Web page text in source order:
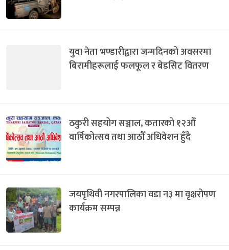
युवा नेता भण्डारीद्वारा जन्मदिनको अवसरमा
बिरामीहरूलाई फलफूल र बेडसिट वितरण
ठकुरी सहयोग सञ्जाल, कतारको १२औँ
वार्षिकोत्सव तथा आठौँ अधिवेशन हुँदै
जयपृथिवी नगरपालिका वडा न३ मा वृक्षरोपण
कार्यक्रम सम्पन्न